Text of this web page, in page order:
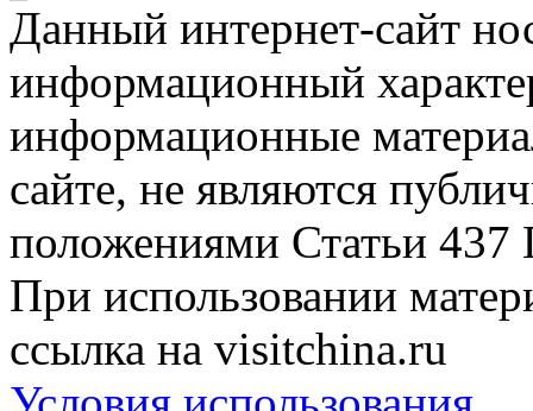
Данный интернет-сайт
информационный
информационные
сайте, не являются
положениями Статьи 437
При использовании
ссылка на visitchina.ru